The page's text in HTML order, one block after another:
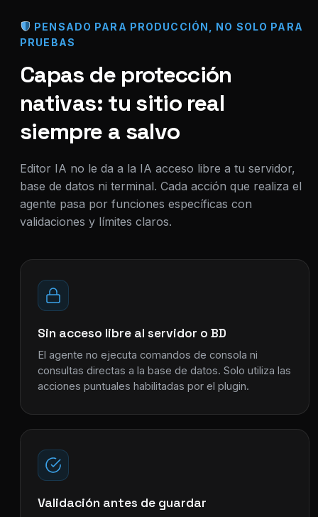
PENSADO PARA PRODUCCIÓN, NO SOLO PARA
PRUEBAS
Capas de protección
nativas: tu sitio real
siempre a salvo
Editor IA no le da a la IA acceso libre a tu servidor,
base de datos ni terminal. Cada acción que realiza el
agente pasa por funciones específicas con
validaciones y límites claros.
Sin acceso libre al servidor o BD
El agente no ejecuta comandos de consola ni
consultas directas a la base de datos. Solo utiliza las
acciones puntuales habilitadas por el plugin.
Validación antes de guardar